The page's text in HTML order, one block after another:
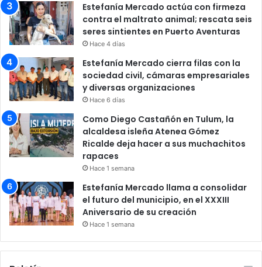
Estefanía Mercado actúa con firmeza
contra el maltrato animal; rescata seis
seres sintientes en Puerto Aventuras
Hace 4 días
Estefanía Mercado cierra filas con la
sociedad civil, cámaras empresariales
y diversas organizaciones
Hace 6 días
Como Diego Castañón en Tulum, la
alcaldesa isleña Atenea Gómez
Ricalde deja hacer a sus muchachitos
rapaces
Hace 1 semana
Estefanía Mercado llama a consolidar
el futuro del municipio, en el XXXIII
Aniversario de su creación
Hace 1 semana